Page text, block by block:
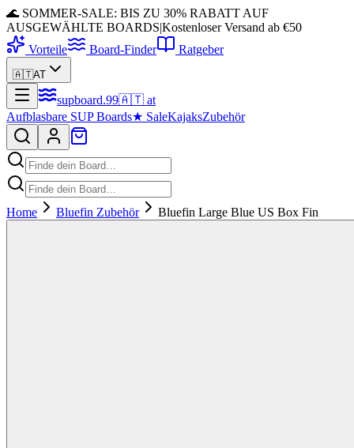
🌊 SOMMER-SALE: BIS ZU 30% RABATT AUF
AUSGEWÄHLTE BOARDS|Kostenloser Versand ab €50
Vorteile
Board-Finder Ratgeber
🇦🇹AT
supboard.99🇦🇹 at
Aufblasbare SUP Boards★ SaleKajaksZubehör
Home Bluefin Zubehör Bluefin Large Blue US Box Fin